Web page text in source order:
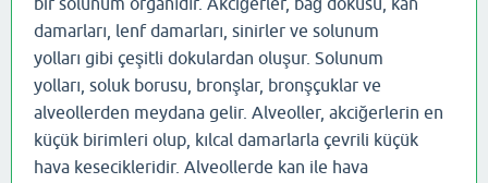
damarları, lenf damarları, sinirler ve solunum
yolları gibi çeşitli dokulardan oluşur. Solunum
yolları, soluk borusu, bronşlar, bronşçuklar ve
alveollerden meydana gelir. Alveoller, akciğerlerin en
küçük birimleri olup, kılcal damarlarla çevrili küçük
hava kesecikleridir. Alveollerde kan ile hava